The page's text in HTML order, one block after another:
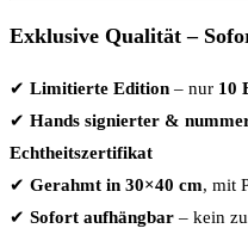
Exklusive Qualität –
✔ Limitierte Edition – nur 10
✔ Hands signierter &
Echtheitszertifikat
✔ Gerahmt in 30×40 cm, mit
✔ Sofort aufhängbar – kein